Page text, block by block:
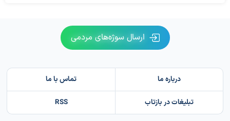
ارسال سوژه‌های مردمی
درباره ما تماس با ما
تبلیغات در بازتاب RSS